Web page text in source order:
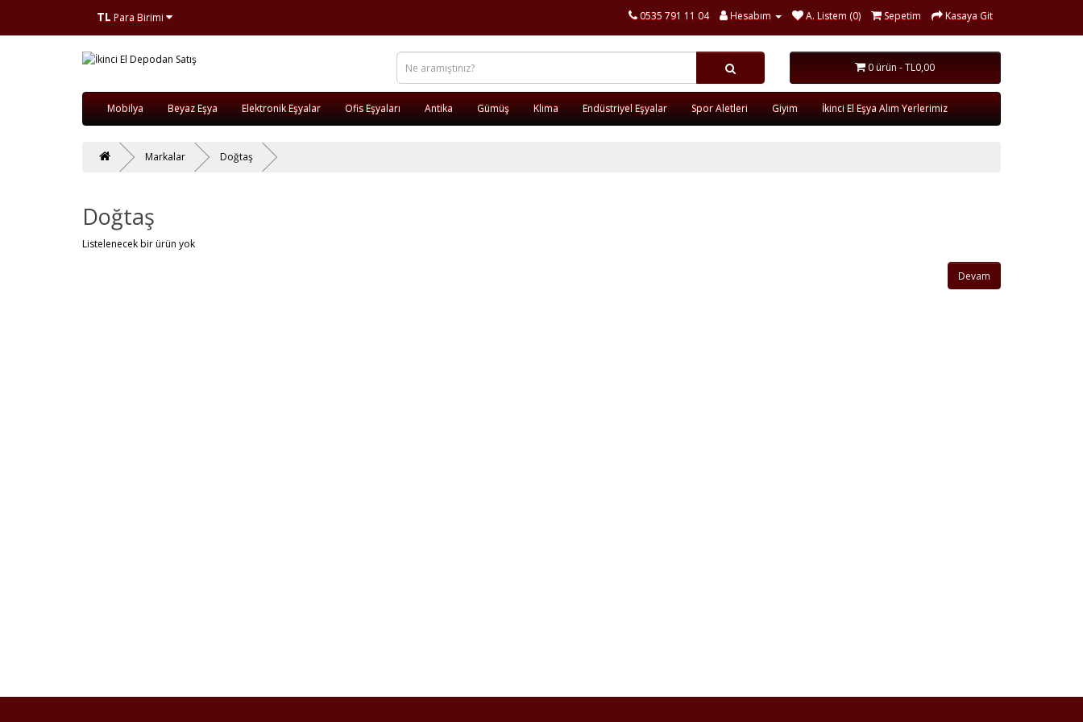
TL Para Birimi 0535 791 11 04 Hesabım A. Listem (0) Sepetim Kasaya Git
0 ürün - TL0,00
Mobilya Beyaz Eşya Elektronik Eşyalar Ofis Eşyaları Antika Gümüş Klima Endüstriyel Eşyalar Spor Aletleri Giyim İkinci El Eşya Alım Yerlerimiz
Markalar Doğtaş
Doğtaş
Listelenecek bir ürün yok
Devam